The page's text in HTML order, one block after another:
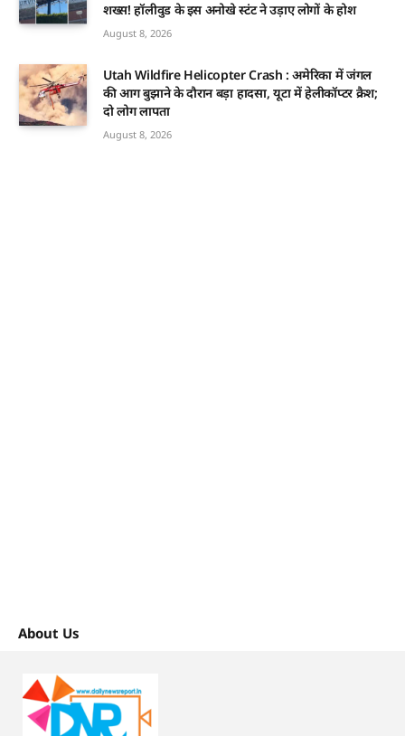
शख्स! हॉलीवुड के इस अनोखे स्टंट ने उड़ाए लोगों के होश
August 8, 2026
Utah Wildfire Helicopter Crash : अमेरिका में जंगल
की आग बुझाने के दौरान बड़ा हादसा, यूटा में हेलीकॉप्टर क्रैश;
दो लोग लापता
August 8, 2026
About Us